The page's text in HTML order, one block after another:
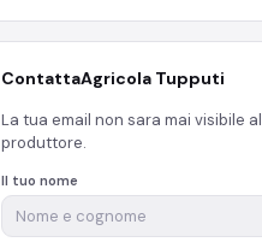
ContattaAgricola Tupputi
La tua email non sara mai visibile al
produttore.
Il tuo nome